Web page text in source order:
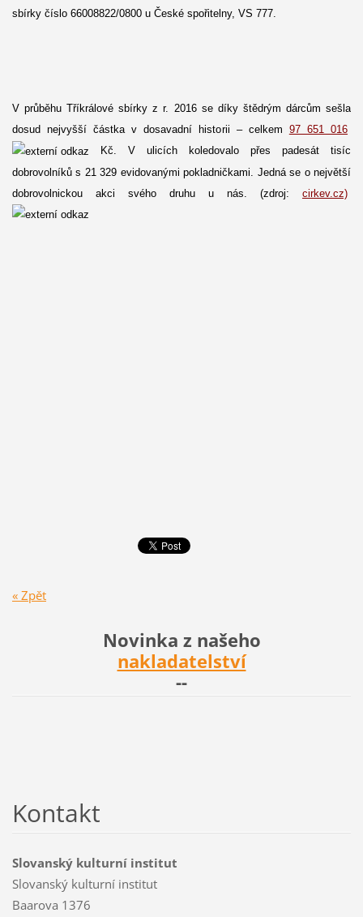
sbírky číslo 66008822/0800 u České spořitelny, VS 777.
V průběhu Tříkrálové sbírky z r. 2016 se díky štědrým dárcům sešla
dosud nejvyšší částka v dosavadní historii – celkem 97 651 016
Kč. V ulicích koledovalo přes padesát tisíc
dobrovolníků s 21 329 evidovanými pokladničkami. Jedná se o největší
dobrovolnickou akci svého druhu u nás. (zdroj:cirkev.cz)
« Zpět
Novinka z našeho
nakladatelství
--
Kontakt
Slovanský kulturní institut
Slovanský kulturní institut
Baarova 1376